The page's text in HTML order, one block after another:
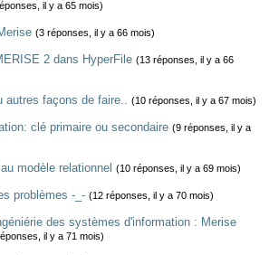
il y a 65 mois)
(3 réponses, il y a 66 mois)
2 dans HyperFile (13 réponses, il y a 66
autres façons de faire.. (10 réponses, il y a 67 mois)
clé primaire ou secondaire (9 réponses, il y a
modèle relationnel (10 réponses, il y a 69 mois)
problèmes -_- (12 réponses, il y a 70 mois)
des systèmes d'information : Merise
il y a 71 mois)